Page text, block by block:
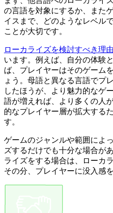
の言語を対象にするか、また
イスまで、どのようなレベル
ことが大切です。
ローカライズを検討すべき理由
います。例えば、自分の体験
ば、プレイヤーはそのゲーム
ょう。母語と異なる言語でプ
したほうが、より魅力的なゲ
語が増えれば、より多くの人
的なプレイヤー層が拡大する
す。
ゲームのジャンルや範囲によ
ズするだけでも十分な場合が
ライズをする場合は、ローカ
その分、プレイヤーに没入感